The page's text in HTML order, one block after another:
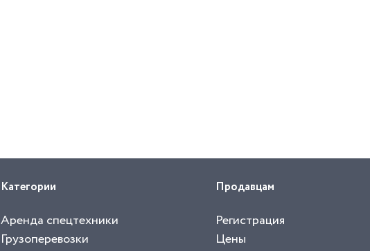
Категории
Аренда спецтехники
Грузоперевозки
Продавцам
Регистрация
Цены